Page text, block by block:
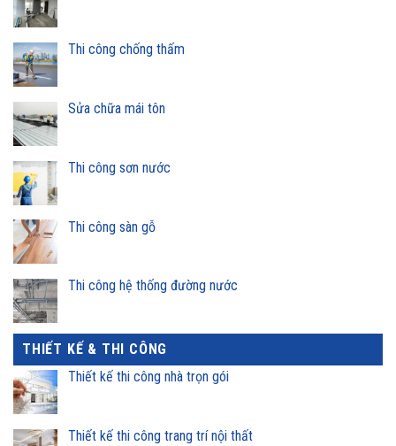
Thi công chống thấm
Sửa chữa mái tôn
Thi công sơn nước
Thi công sàn gỗ
Thi công hệ thống đường nước
THIẾT KẾ & THI CÔNG
Thiết kế thi công nhà trọn gói
Thiết kế thi công trang trí nội thất